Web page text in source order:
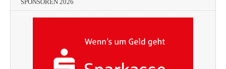
SPONSOREN 2026